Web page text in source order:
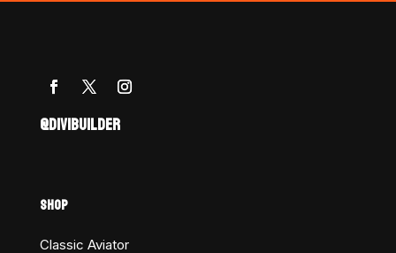
@DIVIBUILDER
SHOP
Classic Aviator